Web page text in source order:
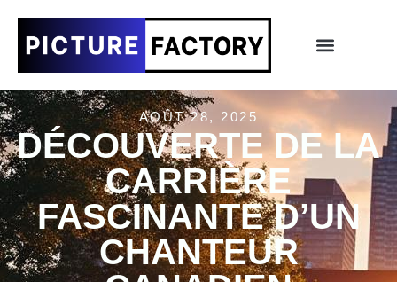
AOÛT 28, 2025
DÉCOUVERTE DE LA
CARRIÈRE
FASCINANTE D’UN
CHANTEUR